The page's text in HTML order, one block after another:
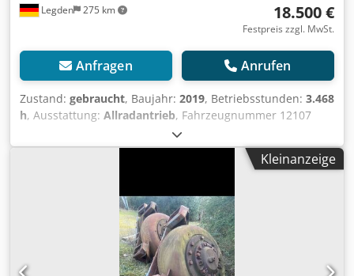
Legden 275 km 18.500 €
Festpreis zzgl. MwSt.
Anfragen Anrufen
Zustand: gebraucht, Baujahr: 2019, Betriebsstunden: 3.468
h, Ausstattung: Allradantrieb, Fahrzeugnummer 12107
Cjdpfxey T Uims Amgsha Irrtümer & Zwischenverkauf
vorbehalten
Kleinanzeige